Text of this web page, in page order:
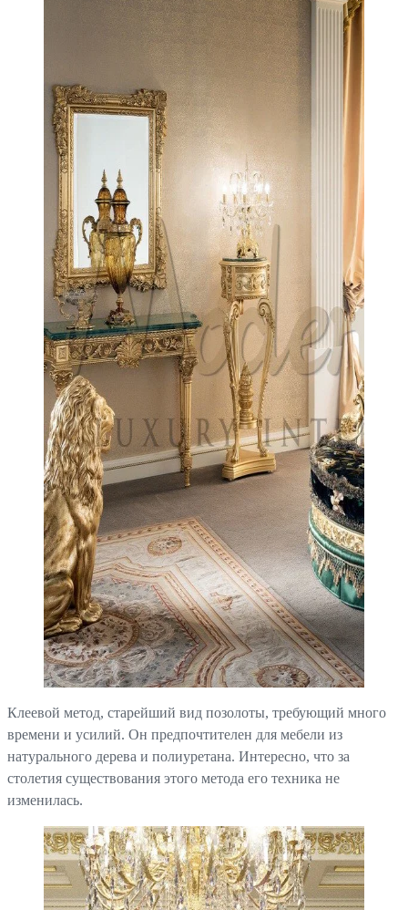
Клеевой метод, старейший вид позолоты, требующий много
времени и усилий. Он предпочтителен для мебели из
натурального дерева и полиуретана. Интересно, что за
столетия существования этого метода его техника не
изменилась.